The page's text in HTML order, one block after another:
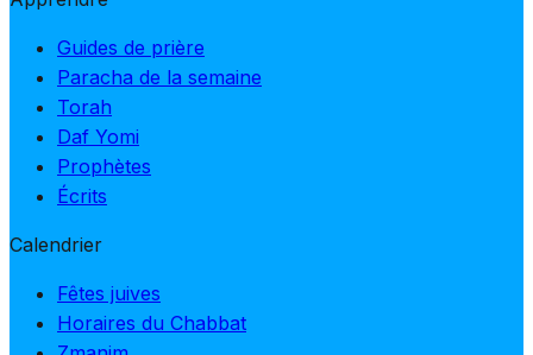
Guides de prière
Paracha de la semaine
Torah
Daf Yomi
Prophètes
Écrits
Calendrier
Fêtes juives
Horaires du Chabbat